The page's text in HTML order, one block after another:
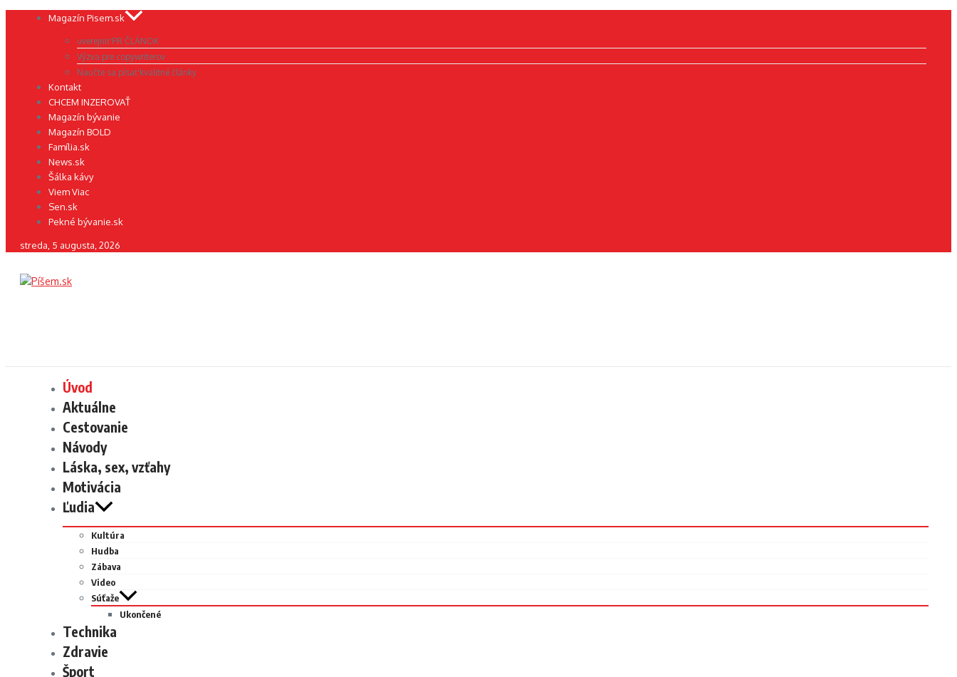
Preskočiť Magazín Pisem.sk
uverejniť PR ČLÁNOK
Výzva pre copywriterov
Naučte sa písať kvalitné články
Kontakt
CHCEM INZEROVAŤ
Magazín bývanie
Magazín BOLD
Família.sk
News.sk
Šálka kávy
Viem Viac
Sen.sk
Pekné bývanie.sk
streda, 5 augusta, 2026
Úvod
Aktuálne
Cestovanie
Návody
Láska, sex, vzťahy
Motivácia
Ľudia
Kultúra
Hudba
Zábava
Video
Súťaže
Ukončené
Technika
Zdravie
Šport